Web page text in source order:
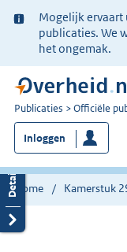
Ter
informatie:
Mogelijk ervaart
publicaties. We
het ongemak.
U
bent
nu
hier:
Publicaties Officiële
Inloggen
Home Kamerstuk